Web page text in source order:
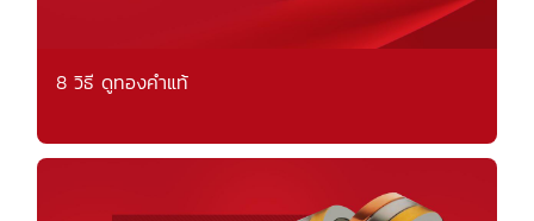
8 วิธี ดูทองคำแท้